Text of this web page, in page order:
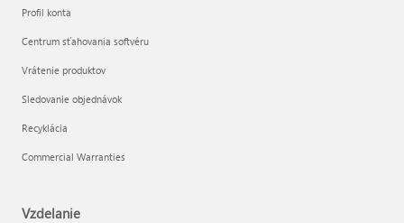
Profil konta
Centrum sťahovania softvéru
Vrátenie produktov
Sledovanie objednávok
Recyklácia
Commercial Warranties
Vzdelanie